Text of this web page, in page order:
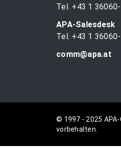
Tel. +43 1
APA-Salesdesk
Tel. +43 1
comm@apa.at
© 1997 - 2025
vorbehalten.